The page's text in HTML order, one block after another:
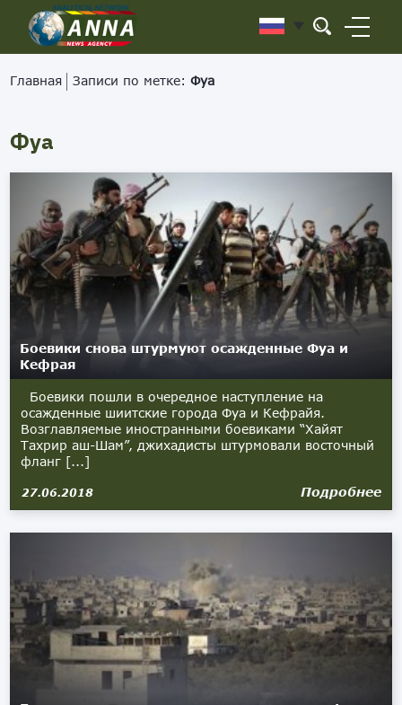
Главная Записи по метке:Фуа
Фуа
Боевики снова штурмуют осажденные Фуа и
Кефрая
Боевики пошли в очередное наступление на
осажденные шиитские города Фуа и Кефрайя.
Возглавляемые иностранными боевиками “Хайят
Тахрир аш-Шам”, джихадисты штурмовали восточный
фланг [...]
27.06.2018 Подробнее